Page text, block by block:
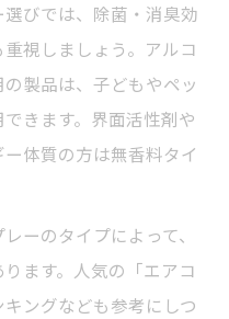
びでは、除菌・消臭効
視しましょう。アルコ
製品は、子どもやペッ
きます。界面活性剤や
体質の方は無香料タイ
ーのタイプによって、
ます。人気の「エアコ
ングなども参考にしつ